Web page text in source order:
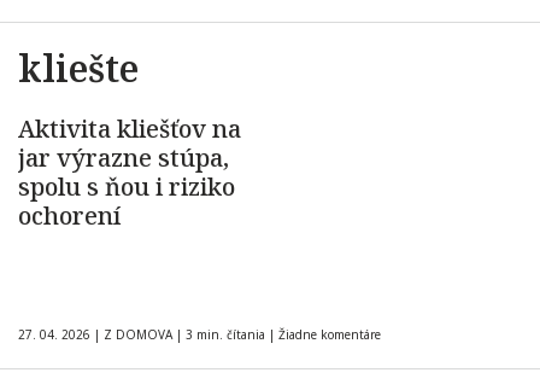
kliešte
Aktivita kliešťov na
jar výrazne stúpa,
spolu s ňou i riziko
ochorení
27. 04. 2026 | Z DOMOVA | 3 min. čítania | Žiadne komentáre